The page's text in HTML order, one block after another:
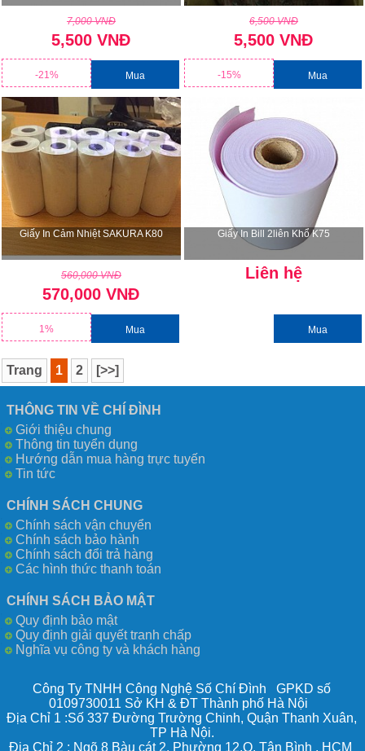
7,000 VNĐ
5,500 VNĐ
-21% Mua
6,500 VNĐ
5,500 VNĐ
-15% Mua
Giấy In Cảm Nhiệt SAKURA K80
560,000 VNĐ
570,000 VNĐ
1% Mua
Giấy In Bill 2liên Khổ K75
Liên hệ
Mua
Trang 1 2 [>>]
THÔNG TIN VỀ CHÍ ĐÌNH
Giới thiệu chung
Thông tin tuyển dụng
Hướng dẫn mua hàng trực tuyến
Tin tức
CHÍNH SÁCH CHUNG
Chính sách vận chuyển
Chính sách bảo hành
Chính sách đổi trả hàng
Các hình thức thanh toán
CHÍNH SÁCH BẢO MẬT
Quy định bảo mật
Quy định giải quyết tranh chấp
Nghĩa vụ công ty và khách hàng
Công Ty TNHH Công Nghệ Số Chí Đình GPKD số
0109730011 Sở KH & ĐT Thành phố Hà Nội
Địa Chỉ 1 :Số 337 Đường Trường Chinh, Quận Thanh Xuân,
TP Hà Nội.
Địa Chỉ 2 : Ngõ 8 Bàu cát 2, Phường 12,Q. Tân Bình . HCM